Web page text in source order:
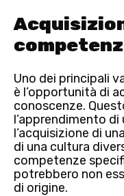
Uno dei principali
è l’opportunità di
conoscenze.
l’apprendimento di
l’acquisizione di
di una cultura
competenze
potrebbero non
di origine.